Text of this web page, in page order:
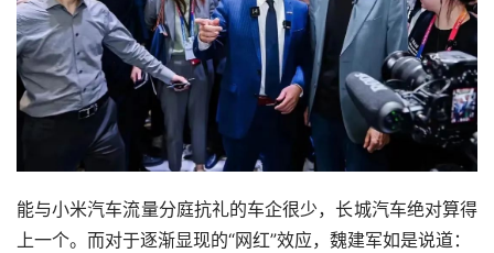
能与小米汽车流量分庭抗礼的车企很少，长城汽车绝对算得
上一个。而对于逐渐显现的“网红”效应，魏建军如是说道：